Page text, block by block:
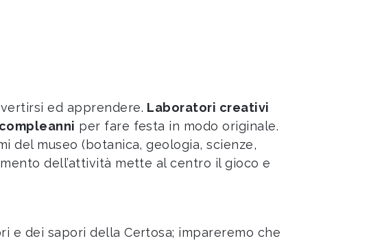
ed apprendere. Laboratori creativi
compleanni per fare festa in modo originale.
museo (botanica, geologia, scienze,
dell’attività mette al centro il gioco e
e dei sapori della Certosa; impareremo che